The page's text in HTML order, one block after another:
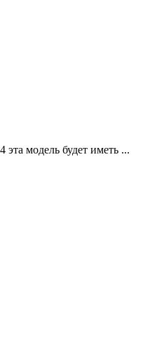
модель будет иметь ...